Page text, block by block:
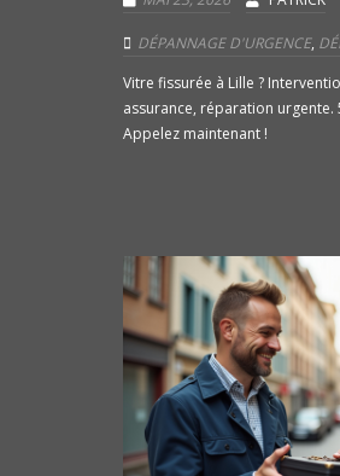
DÉPANNAGE D'URGENCE,
Vitre fissurée à Lille ?
assurance, réparation
Appelez maintenant !